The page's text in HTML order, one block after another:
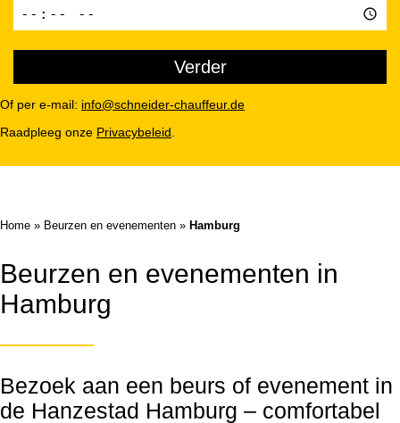
Of per e-mail: info@schneider-chauffeur.de
Raadpleeg onze Privacybeleid
Home » Beurzen en evenementen » Hamburg
Beurzen en evenementen in
Hamburg
Bezoek aan een beurs of evenement in
de Hanzestad Hamburg – comfortabel